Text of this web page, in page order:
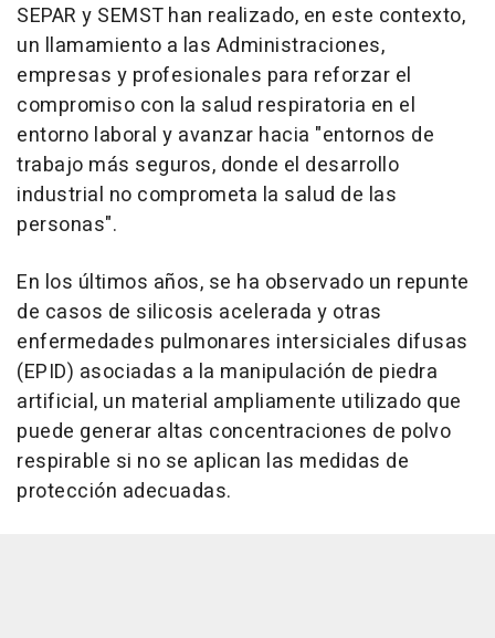
SEPAR y SEMST han realizado, en este contexto,
un llamamiento a las Administraciones,
empresas y profesionales para reforzar el
compromiso con la salud respiratoria en el
entorno laboral y avanzar hacia "entornos de
trabajo más seguros, donde el desarrollo
industrial no comprometa la salud de las
personas".
En los últimos años, se ha observado un repunte
de casos de silicosis acelerada y otras
enfermedades pulmonares intersiciales difusas
(EPID) asociadas a la manipulación de piedra
artificial, un material ampliamente utilizado que
puede generar altas concentraciones de polvo
respirable si no se aplican las medidas de
protección adecuadas.